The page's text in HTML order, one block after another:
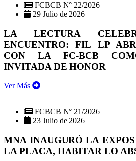
FCBCB N° 22/2026
29 Julio de 2026
LA LECTURA
ENCUENTRO: FIL LP
CON LA FC-BCB
INVITADA DE HONOR
Ver Más
FCBCB N° 21/2026
23 Julio de 2026
MNA INAUGURÓ LA
LA PLACA, HABITAR LO